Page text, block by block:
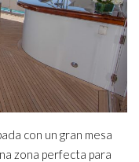
con un gran mesa
zona perfecta para